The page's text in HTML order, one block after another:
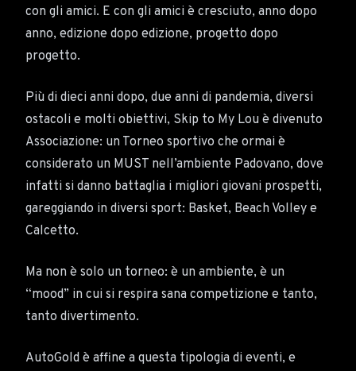
con gli amici. E con gli amici è cresciuto, anno dopo
anno, edizione dopo edizione, progetto dopo
progetto.
Più di dieci anni dopo, due anni di pandemia, diversi
ostacoli e molti obiettivi, Skip to My Lou è divenuto
Associazione: un Torneo sportivo che ormai è
considerato un MUST nell’ambiente Padovano, dove
infatti si danno battaglia i migliori giovani prospetti,
gareggiando in diversi sport: Basket, Beach Volley e
Calcetto.
Ma non è solo un torneo: è un ambiente, è un
“mood” in cui si respira sana competizione e tanto,
tanto divertimento.
AutoGold è affine a questa tipologia di eventi, e